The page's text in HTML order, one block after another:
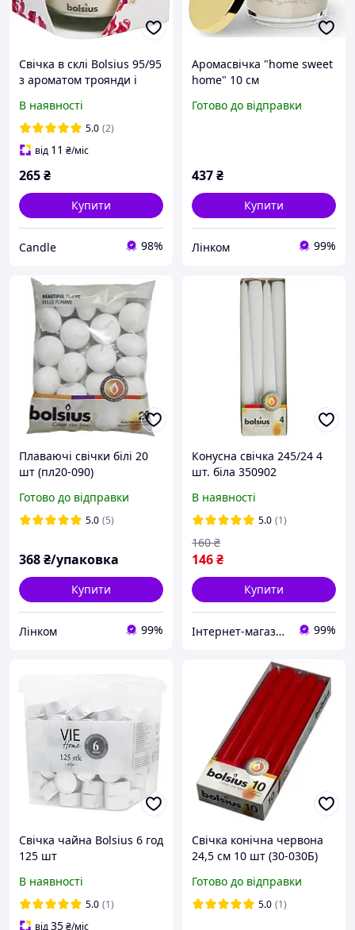
Свічка в склі Bolsius 95/95
з ароматом троянди і
В наявності
5.0 (2)
від 11 ₴/міс
265₴
Купити
Candle 98%
Аромасвічка "home sweet
home" 10 см
Готово до відправки
437₴
Купити
Лінком 99%
Плаваючі свічки білі 20
шт (пл20-090)
Готово до відправки
5.0 (5)
368₴/упаковка
Купити
Лінком 99%
Конусна свічка 245/24 4
шт. біла 350902
В наявності
5.0 (1)
146₴
160 ₴
Купити
Інтернет-магазин Comoda 99%
Свічка чайна Bolsius 6 год
125 шт
В наявності
5.0 (1)
від35₴/міс
Свічка конічна червона
24,5 см 10 шт (30-030Б)
Готово до відправки
5.0 (1)